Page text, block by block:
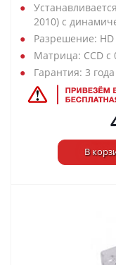
2010) с
Разрешение: HD
Матрица: CCD с
Гарантия: 3 года
В